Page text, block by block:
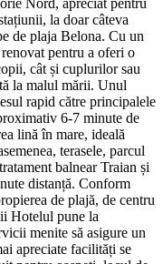
la doar câteva
de plaja Belona. Cu un
pentru a oferi o
cât și cuplurilor sau
la malul mării. Unul
rapid către principalele
6-7 minute de
lină în mare, ideală
terasele, parcul
balnear Traian și
distanță. Conform
de plajă, de centru
Hotelul pune la
menite să asigure un
apreciate facilități se